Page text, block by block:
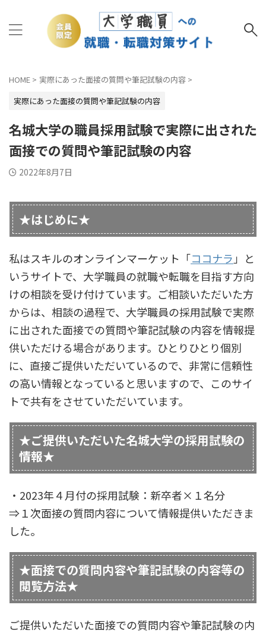
HOME > 実際にあった面接の質問や筆記試験の内容 >
実際にあった面接の質問や筆記試験の内容
名城大学の職員採用試験で実際に出された
面接での質問や筆記試験の内容
2022年8月7日
★はじめに★
私はスキルのオンラインマーケット「ココナラ 」と
いうサイトで、大学職員の就職や転職を目指す方向
けの相談を受け付けています。ご相談いただいた方
からは、相談の過程で、大学職員の採用試験で実際
に出された面接での質問や筆記試験の内容を情報提
供いただける場合があります。ひとりひとり個別
に、直接ご提供いただいているので、非常に信頼性
の高い情報となっていると思いますので、このサイ
トで共有をさせていただいています。
★ご提供いただいた名城大学の採用試験の
情報★
・2023年４月付の採用試験：新卒者×１名分
⇒１次面接の質問内容について情報提供いただきま
した。
★面接での質問内容や筆記試験の内容等の
閲覧方法★
ご提供いただいた面接での質問内容や筆記試験の内